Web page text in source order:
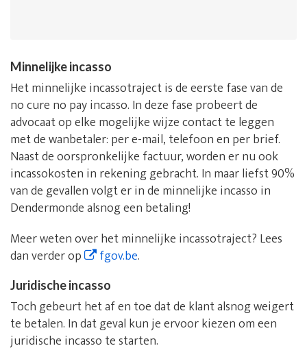
Minnelijke incasso
Het minnelijke incassotraject is de eerste fase van de
no cure no pay incasso. In deze fase probeert de
advocaat op elke mogelijke wijze contact te leggen
met de wanbetaler: per e-mail, telefoon en per brief.
Naast de oorspronkelijke factuur, worden er nu ook
incassokosten in rekening gebracht. In maar liefst 90%
van de gevallen volgt er in de minnelijke incasso in
Dendermonde alsnog een betaling!
Meer weten over het minnelijke incassotraject? Lees
dan verder op
fgov.be.
Juridische incasso
Toch gebeurt het af en toe dat de klant alsnog weigert
te betalen. In dat geval kun je ervoor kiezen om een
juridische incasso te starten.